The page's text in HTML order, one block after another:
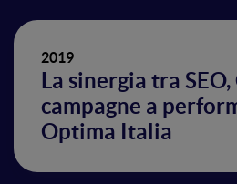
2019
La sinergia tra SEO,
campagne a
Optima Italia